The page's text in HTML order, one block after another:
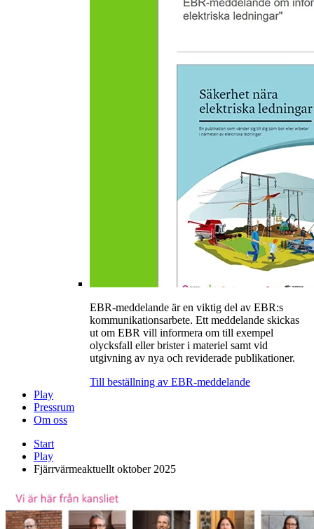
EBR-meddelande är en viktig del av EBR:s
kommunikationsarbete. Ett meddelande skickas
ut om EBR vill informera om till exempel
olycksfall eller brister i materiel samt vid
utgivning av nya och reviderade publikationer.
Till beställning av EBR-meddelande
Play
Pressrum
Om oss
Start
Play
Fjärrvärmeaktuellt oktober 2025